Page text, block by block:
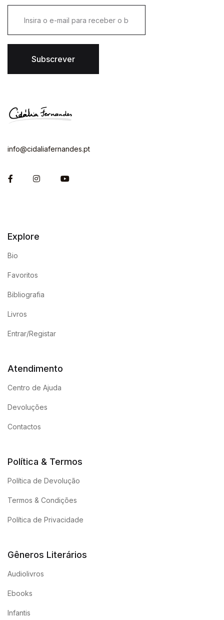
i
l
Subscrever
info@cidaliafernandes.pt
FacebookInstagramYou Tube
Explore
Bio
Favoritos
Bibliografia
Livros
Entrar/Registar
Atendimento
Centro de Ajuda
Devoluções
Contactos
Política & Termos
Política de Devolução
Termos & Condições
Política de Privacidade
Gêneros Literários
Audiolivros
Ebooks
Infantis